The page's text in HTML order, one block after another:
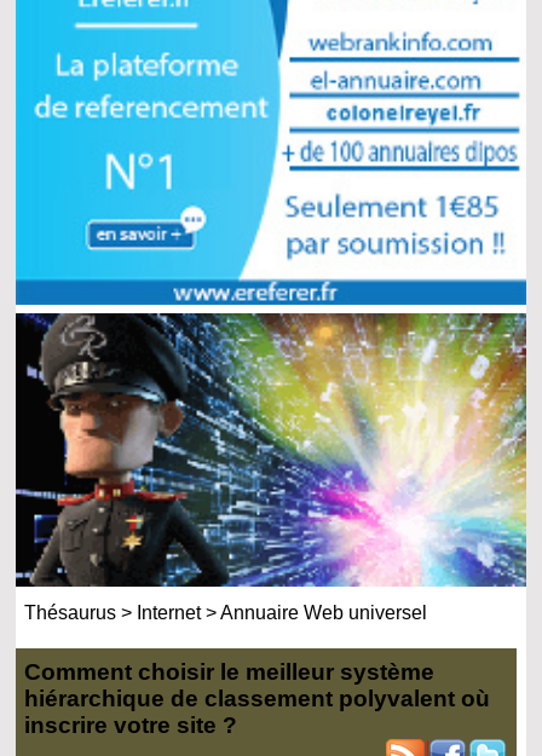
Thésaurus > Internet>Annuaire Web universel
Comment choisir le meilleur système
hiérarchique de classement polyvalent où
inscrire votre site ?